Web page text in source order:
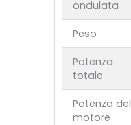
ondulata
Peso
Potenza
totale
Potenza del
motore